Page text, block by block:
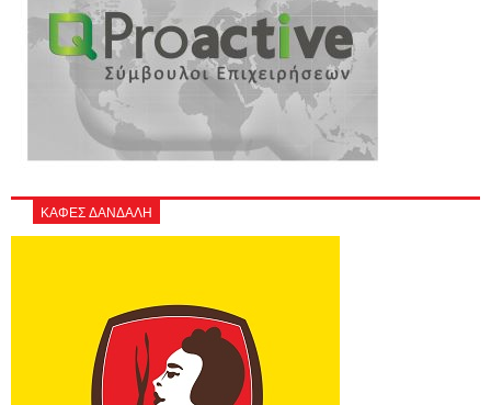
ΚΑΦΕΣ ΔΑΝΔΑΛΗ